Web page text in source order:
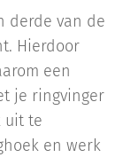
derde van de
Hierdoor
een
je ringvinger
uit te
en werk